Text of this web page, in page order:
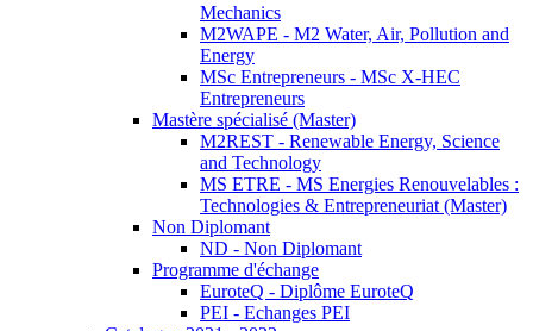
Mechanics
M2WAPE - M2 Water, Air, Pollution and
Energy
MSc Entrepreneurs - MSc X-HEC
Entrepreneurs
Mastère spécialisé (Master)
M2REST - Renewable Energy, Science
and Technology
MS ETRE - MS Energies Renouvelables :
Technologies & Entrepreneuriat (Master)
Non Diplomant
ND - Non Diplomant
Programme d'échange
EuroteQ - Diplôme EuroteQ
PEI - Echanges PEI